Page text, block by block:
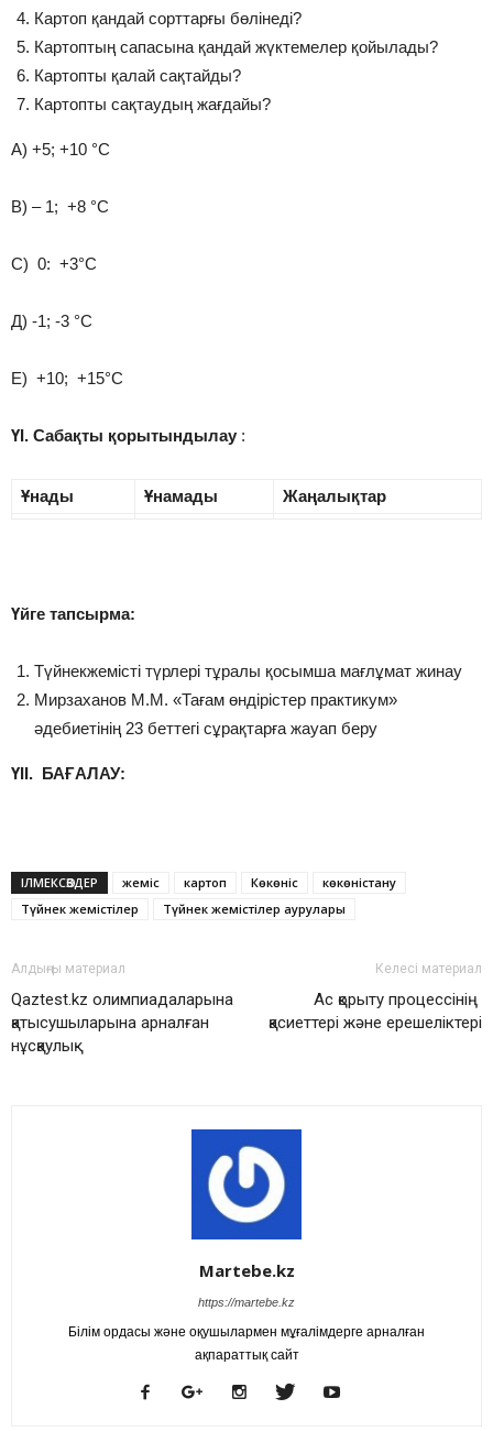
Картоп қандай сорттарғы бөлінеді?
Картоптың сапасына қандай жүктемелер қойылады?
Картопты қалай сақтайды?
Картопты сақтаудың жағдайы?
А) +5; +10 °С
В) – 1; +8 °С
С) 0: +3°С
Д) -1; -3 °С
Е) +10; +15°С
ҮІ. Сабақты қорытындылау :
Ұнады Ұнамады Жаңалықтар
Үйге тапсырма:
Түйнекжемісті түрлері тұралы қосымша мағлұмат жинау
Мирзаханов М.М. «Тағам өндірістер практикум»
әдебиетінің 23 беттегі сұрақтарға жауап беру
ҮІІ. БАҒАЛАУ:
ІЛМЕКСӨЗДЕР жеміс картоп Көкөніс
көкөністану
Түйнек жемістілер
Түйнек жемістілер аурулары
Алдыңғы материал
Qaztest.kz олимпиадаларына
қатысушыларына арналған
нұсқаулық
Келесі материал
Ас қорыту процессінің
қасиеттері және ерешеліктері
Martebe.kz
https://martebe.kz
Білім ордасы және оқушылармен мұғалімдерге арналған
ақпараттық сайт